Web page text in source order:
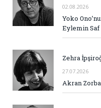
02.08.2026
Yoko
Eylemin
Zehra
27.07.2026
Akran